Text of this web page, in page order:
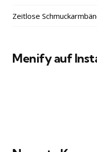
Zeitlose
Menify auf